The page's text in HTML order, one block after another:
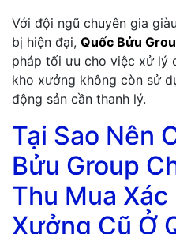
Với đội ngũ chuyên gia
bị hiện đại, Quốc Bửu
pháp tối ưu cho việc xử lý
kho xưởng không còn sử
động sản cần thanh lý.
Tại Sao Nên
Bửu Group
Thu Mua Xác
Xưởng Cũ Ở